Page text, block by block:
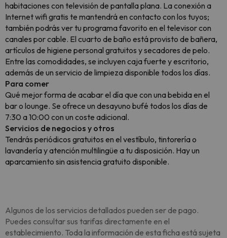
habitaciones con televisión de pantalla plana. La conexión a
Internet wifi gratis te mantendrá en contacto con los tuyos;
también podrás ver tu programa favorito en el televisor con
canales por cable. El cuarto de baño está provisto de bañera,
artículos de higiene personal gratuitos y secadores de pelo.
Entre las comodidades, se incluyen caja fuerte y escritorio,
además de un servicio de limpieza disponible todos los días.
Para comer
Qué mejor forma de acabar el día que con una bebida en el
bar o lounge. Se ofrece un desayuno bufé todos los días de
7:30 a 10:00 con un coste adicional.
Servicios de negocios y otros
Tendrás periódicos gratuitos en el vestíbulo, tintorería o
lavandería y atención multilingüe a tu disposición. Hay un
aparcamiento sin asistencia gratuito disponible.
Algunos de los servicios detallados pueden ser de pago.
Puedes consultar sus tarifas directamente en el
establecimiento. Toda la información de esta ficha está sujeta